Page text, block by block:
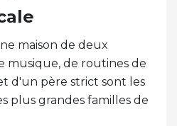
maison de deux
musique, de routines de
d'un père strict sont les
plus grandes familles de